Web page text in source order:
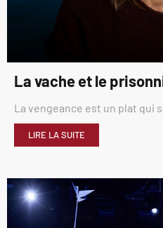
La vache et le
La vengeance est un plat qui
LIRE LA SUITE